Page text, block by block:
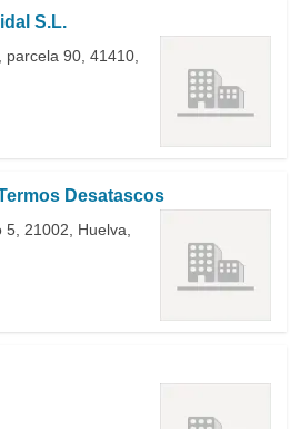
S.L.
parcela 90, 41410,
Desatascos
21002, Huelva,